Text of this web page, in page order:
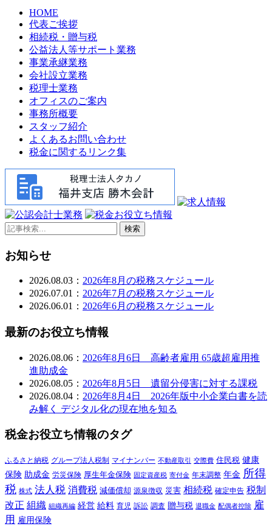
HOME
代表ご挨拶
相続税・贈与税
公益法人等サポート業務
事業承継業務
会社設立業務
税理士業務
オフィスのご案内
事務所概要
スタッフ紹介
よくあるお問い合わせ
税金に関するリンク集
検索
お知らせ
2026.08.03： 2026年8月の税務スケジュール
2026.07.01： 2026年7月の税務スケジュール
2026.06.01： 2026年6月の税務スケジュール
最新のお役立ち情報
2026.08.06： 2026年8月6日 高齢者雇用 65歳超雇用推
進助成金
2026.08.05： 2026年8月5日 遺留分侵害に対する課税
2026.08.04： 2026年8月4日 2026年版中小企業白書を読
み解く デジタル化の現在地を知る
税金お役立ち情報のタグ
ふるさと納税 グループ法人税制 マイナンバー 不動産取引 交際費 住民税 健康
保険 助成金 労災保険 厚生年金保険 固定資産税 寄付金 年末調整 年金 所得
税 株式 法人税 消費税 減価償却 源泉徴収 災害 相続税 確定申告 税制
改正 組織 組織再編 経営 給料 育児 訴訟 調査 贈与税 退職金 配偶者控除 雇
用 雇用保険